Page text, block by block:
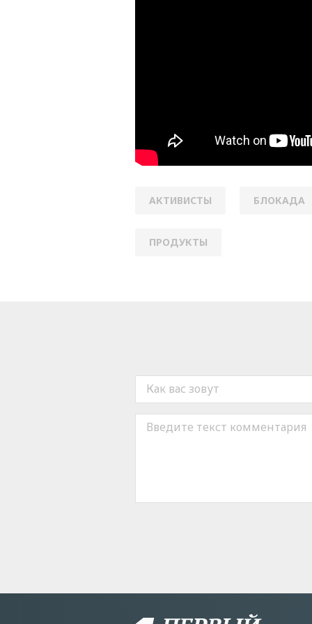
АКТИВИСТЫ БЛОКАДА
ПРОДУКТЫ